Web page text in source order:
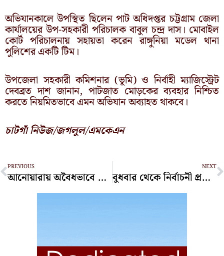
অভিযানকালে উপস্থিত ছিলেন পাট অধিদপ্তর চট্টগ্রাম জেলা
কার্যালয়ের উপ-সহকারী পরিচালক বাবুল চন্দ্র দাস। মোবাইল
কোর্ট পরিচালনায় সহায়তা করেন রাঙ্গুনিয়া মডেল থানা
পুলিশের একটি টিম।
উপজেলা সহকারী কমিশনার (ভূমি) ও নির্বাহী ম্যাজিস্ট্রেট
দেবব্রত দাশ জানান, পাটজাত মোড়কের ব্যবহার নিশ্চিত
করতে নিয়মিতভাবে এমন অভিযান অব্যাহত থাকবে।
চাটগাঁ নিউজ/জগলুল/এমকেএন
Prev
PREVIOUS
আনোয়ারায় অবৈধভাবে বালু উত্তোলন, দুই লাখ টাকা জরিমানা
NEXT
বুধবার থেকে নির্বাচনী প্রচারে নামছেন মীর হেলাল